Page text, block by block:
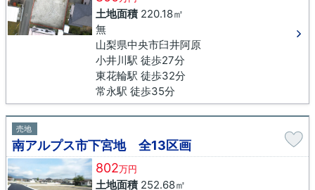
土地面積220.18㎡
無
山梨県中央市臼井阿原
小井川駅 徒歩27分
東花輪駅 徒歩32分
常永駅 徒歩35分
売地
南アルプス市下宮地 全13区画
802万円
土地面積252.68㎡